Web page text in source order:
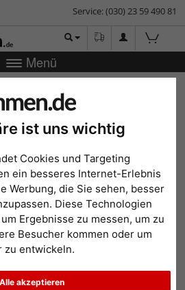
ist uns wichtig
Cookies und Targeting
ein besseres Internet-Erlebnis
Werbung, die Sie sehen, besser
Diese Technologien
Ergebnisse zu messen, um zu
Besucher kommen oder um
zu entwickeln.
Alle akzeptieren
Service: (030) 23 59 490 81
Menü
mit